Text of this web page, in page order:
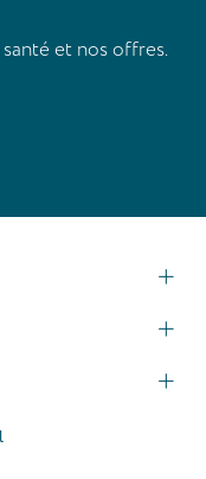
et nos offres.